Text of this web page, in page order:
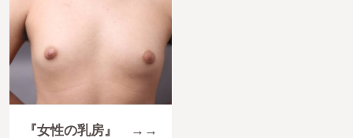
『女性の乳房』 →→